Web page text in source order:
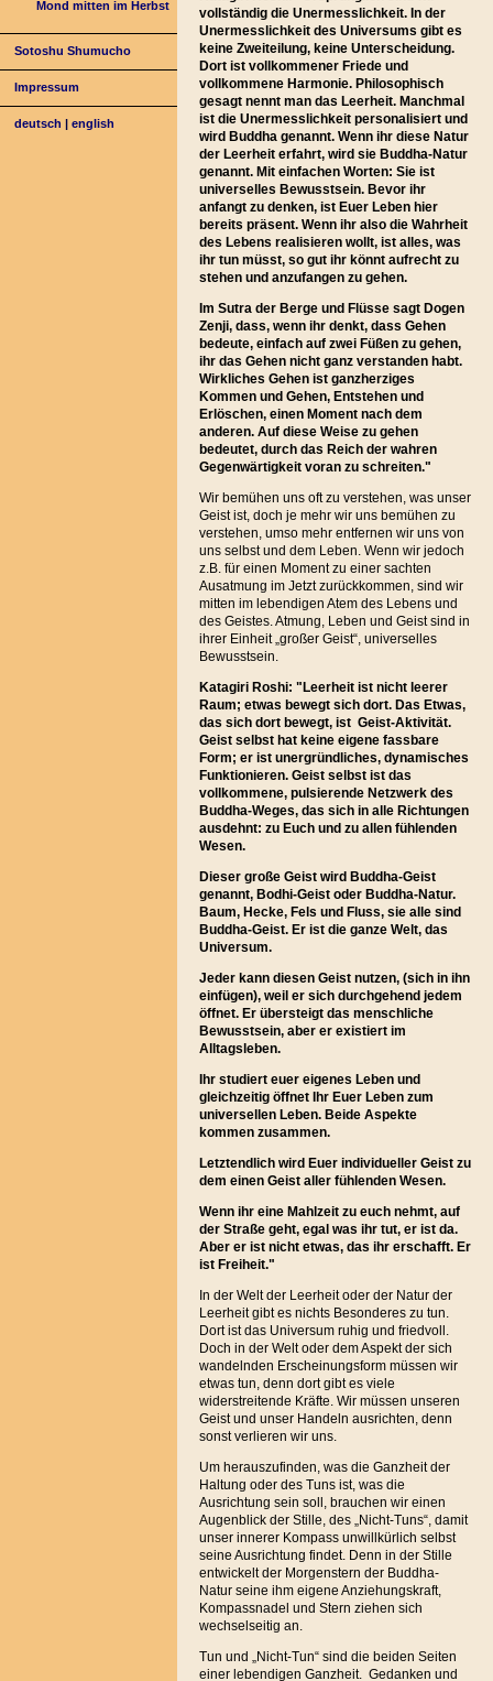
Mond mitten im Herbst
Sotoshu Shumucho
Impressum
deutsch |english
vollständig die Unermesslichkeit. In der
Unermesslichkeit des Universums gibt es
keine Zweiteilung, keine Unterscheidung.
Dort ist vollkommener Friede und
vollkommene Harmonie. Philosophisch
gesagt nennt man das Leerheit. Manchmal
ist die Unermesslichkeit personalisiert und
wird Buddha genannt. Wenn ihr diese Natur
der Leerheit erfahrt, wird sie Buddha-Natur
genannt. Mit einfachen Worten: Sie ist
universelles Bewusstsein. Bevor ihr
anfangt zu denken, ist Euer Leben hier
bereits präsent. Wenn ihr also die Wahrheit
des Lebens realisieren wollt, ist alles, was
ihr tun müsst, so gut ihr könnt aufrecht zu
stehen und anzufangen zu gehen.
Im Sutra der Berge und Flüsse sagt Dogen
Zenji, dass, wenn ihr denkt, dass Gehen
bedeute, einfach auf zwei Füßen zu gehen,
ihr das Gehen nicht ganz verstanden habt.
Wirkliches Gehen ist ganzherziges
Kommen und Gehen, Entstehen und
Erlöschen, einen Moment nach dem
anderen. Auf diese Weise zu gehen
bedeutet, durch das Reich der wahren
Gegenwärtigkeit voran zu schreiten."
Wir bemühen uns oft zu verstehen, was unser
Geist ist, doch je mehr wir uns bemühen zu
verstehen, umso mehr entfernen wir uns von
uns selbst und dem Leben. Wenn wir jedoch
z.B. für einen Moment zu einer sachten
Ausatmung im Jetzt zurückkommen, sind wir
mitten im lebendigen Atem des Lebens und
des Geistes. Atmung, Leben und Geist sind in
ihrer Einheit „großer Geist“, universelles
Bewusstsein.
Katagiri Roshi: "Leerheit ist nicht leerer
Raum; etwas bewegt sich dort. Das Etwas,
das sich dort bewegt, ist Geist-Aktivität.
Geist selbst hat keine eigene fassbare
Form; er ist unergründliches, dynamisches
Funktionieren. Geist selbst ist das
vollkommene, pulsierende Netzwerk des
Buddha-Weges, das sich in alle Richtungen
ausdehnt: zu Euch und zu allen fühlenden
Wesen.
Dieser große Geist wird Buddha-Geist
genannt, Bodhi-Geist oder Buddha-Natur.
Baum, Hecke, Fels und Fluss, sie alle sind
Buddha-Geist. Er ist die ganze Welt, das
Universum.
Jeder kann diesen Geist nutzen, (sich in ihn
einfügen), weil er sich durchgehend jedem
öffnet. Er übersteigt das menschliche
Bewusstsein, aber er existiert im
Alltagsleben.
Ihr studiert euer eigenes Leben und
gleichzeitig öffnet Ihr Euer Leben zum
universellen Leben. Beide Aspekte
kommen zusammen.
Letztendlich wird Euer individueller Geist zu
dem einen Geist aller fühlenden Wesen.
Wenn ihr eine Mahlzeit zu euch nehmt, auf
der Straße geht, egal was ihr tut, er ist da.
Aber er ist nicht etwas, das ihr erschafft. Er
ist Freiheit."
In der Welt der Leerheit oder der Natur der
Leerheit gibt es nichts Besonderes zu tun.
Dort ist das Universum ruhig und friedvoll.
Doch in der Welt oder dem Aspekt der sich
wandelnden Erscheinungsform müssen wir
etwas tun, denn dort gibt es viele
widerstreitende Kräfte. Wir müssen unseren
Geist und unser Handeln ausrichten, denn
sonst verlieren wir uns.
Um herauszufinden, was die Ganzheit der
Haltung oder des Tuns ist, was die
Ausrichtung sein soll, brauchen wir einen
Augenblick der Stille, des „Nicht-Tuns“, damit
unser innerer Kompass unwillkürlich selbst
seine Ausrichtung findet. Denn in der Stille
entwickelt der Morgenstern der Buddha-
Natur seine ihm eigene Anziehungskraft,
Kompassnadel und Stern ziehen sich
wechselseitig an.
Tun und „Nicht-Tun“ sind die beiden Seiten
einer lebendigen Ganzheit. Gedanken und